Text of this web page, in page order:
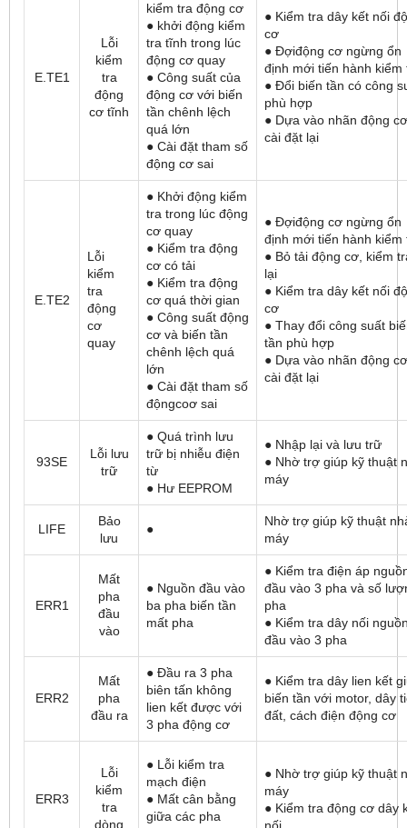
E.TE1
Lỗi
kiểm
tra
động
cơ tĩnh
kiểm tra động cơ
● khởi động kiểm
tra tĩnh trong lúc
động cơ quay
● Công suất của
động cơ với biến
tần chênh lệch
quá lớn
● Cài đặt tham số
động cơ sai
● Kiểm tra dây kết nối
cơ
● Đợiđộng cơ ngừng ổn
định mới tiến hành kiểm
● Đổi biến tần có công
phù hợp
● Dựa vào nhãn động cơ
cài đặt lại
E.TE2
Lỗi
kiểm
tra
động
cơ
quay
● Khởi động kiểm
tra trong lúc động
cơ quay
● Kiểm tra động
cơ có tải
● Kiểm tra động
cơ quá thời gian
● Công suất động
cơ và biến tần
chênh lệch quá
lớn
● Cài đặt tham số
độngcoơ sai
● Đợiđộng cơ ngừng ổn
định mới tiến hành kiểm
● Bỏ tải động cơ, kiểm
lại
● Kiểm tra dây kết nối
cơ
● Thay đổi công suất
tần phù hợp
● Dựa vào nhãn động cơ
cài đặt lại
93SE
Lỗi lưu
trữ
● Quá trình lưu
trữ bị nhiễu điện
từ
● Hư EEPROM
● Nhập lại và lưu trữ
● Nhờ trợ giúp kỹ thuật
máy
LIFE
Bảo
lưu
●
Nhờ trợ giúp kỹ thuật
máy
ERR1
Mất
pha
đầu
vào
● Nguồn đầu vào
ba pha biến tần
mất pha
● Kiểm tra điện áp
đầu vào 3 pha và số
pha
● Kiểm tra dây nối
đầu vào 3 pha
ERR2
Mất
pha
đầu ra
● Đầu ra 3 pha
biên tấn không
lien kết được với
3 pha động cơ
● Kiểm tra dây lien kết
biến tần với motor, dây
đất, cách điện động cơ
ERR3
Lỗi
kiểm
tra
dòng
● Lỗi kiểm tra
mạch điện
● Mất cân bằng
giữa các pha
● Nhờ trợ giúp kỹ thuật
máy
● Kiểm tra động cơ dây